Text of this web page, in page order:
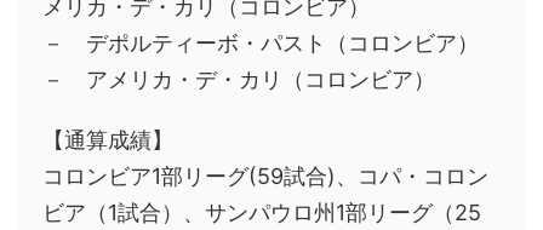
メリカ・デ・カリ（コロンビア）
－ デポルティーボ・パスト（コロンビア）
－ アメリカ・デ・カリ（コロンビア）
【通算成績】
コロンビア1部リーグ(59試合)、コパ・コロン
ビア（1試合）、サンパウロ州1部リーグ（25